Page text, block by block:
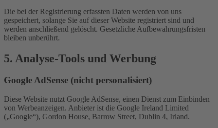
Die bei der Registrierung erfassten Daten werden von uns
gespeichert, solange Sie auf dieser Website registriert sind und
werden anschließend gelöscht. Gesetzliche Aufbewahrungsfristen
bleiben unberührt.
5. Analyse-Tools und Werbung
Google AdSense (nicht personalisiert)
Diese Website nutzt Google AdSense, einen Dienst zum Einbinden
von Werbeanzeigen. Anbieter ist die Google Ireland Limited
(„Google“), Gordon House, Barrow Street, Dublin 4, Irland.